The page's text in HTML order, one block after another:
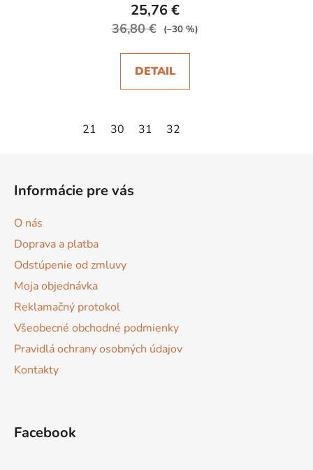
25,76 €
36,80 € (–30 %)
DETAIL
21 30 31 32
Informácie pre vás
O nás
Doprava a platba
Odstúpenie od zmluvy
Moja objednávka
Reklamačný protokol
Všeobecné obchodné podmienky
Pravidlá ochrany osobných údajov
Kontakty
Facebook